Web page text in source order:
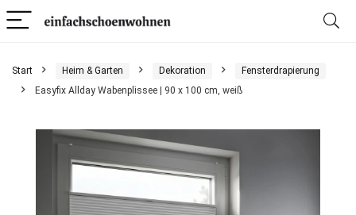
Start Heim & Garten Dekoration
Fensterdrapierung
Easyfix Allday Wabenplissee | 90 x 100 cm, weiß